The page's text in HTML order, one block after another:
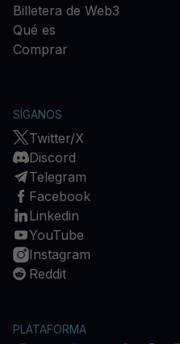
Billetera de Web3
Qué es
Comprar
SÍGANOS
Twitter/X
Discord
Telegram
Facebook
Linkedin
YouTube
Instagram
Reddit
PLATAFORMA